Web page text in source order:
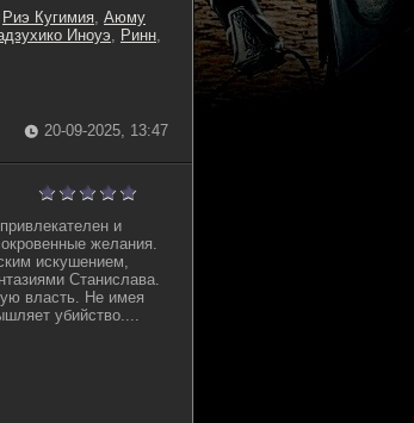
Риэ Кугимия, Аюму
Иноуэ, Ринн,
20-09-2025, 13:47
и
желания.
искушением,
Станислава.
власть. Не имея
убийство....